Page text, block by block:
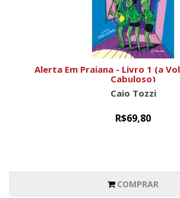
Alerta Em Praiana - Livro 1 (a
Cabuloso)
Caio Tozzi
R$69,80
COMPRAR